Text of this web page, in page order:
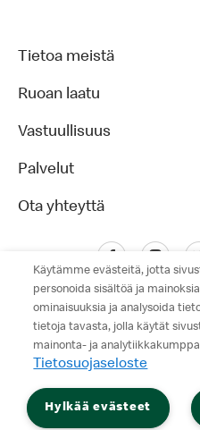
Tietoa meistä
Ruoan laatu
Vastuullisuus
Palvelut
Ota yhteyttä
Käytämme evästeitä, jotta
personoida sisältöä ja
ominaisuuksia ja analysoida
tietoja tavasta, jolla käytät
mainonta- ja
Tietosuojaseloste
Hylkää evästeet